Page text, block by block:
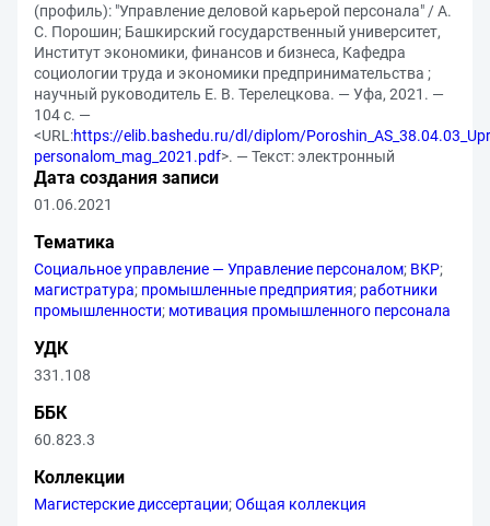
(профиль): "Управление деловой карьерой персонала" / А.
С. Порошин; Башкирский государственный университет,
Институт экономики, финансов и бизнеса, Кафедра
социологии труда и экономики предпринимательства ;
научный руководитель Е. В. Терелецкова. — Уфа, 2021. —
104 с. —
<URL:https://elib.bashedu.ru/dl/diplom/
personalom_mag_2021.pdf>. — Текст: электронный
Дата создания записи
01.06.2021
Тематика
Социальное управление — Управление персоналом; ВКР;
магистратура; промышленные предприятия; работники
промышленности; мотивация промышленного персонала
УДК
331.108
ББК
60.823.3
Коллекции
Магистерские диссертации;Общая коллекция